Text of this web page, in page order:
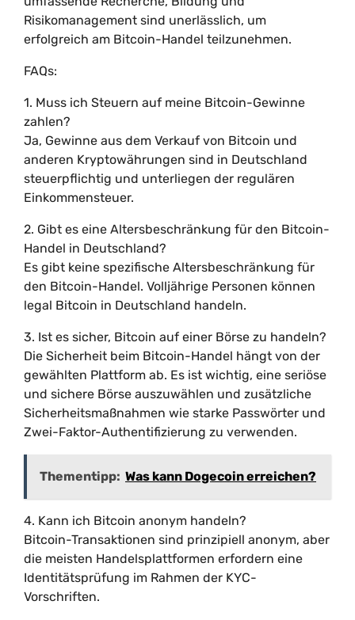
Risikomanagement sind unerlässlich, um
erfolgreich am Bitcoin-Handel teilzunehmen.
FAQs:
1. Muss ich Steuern auf meine Bitcoin-Gewinne
zahlen?
Ja, Gewinne aus dem Verkauf von Bitcoin und
anderen Kryptowährungen sind in Deutschland
steuerpflichtig und unterliegen der regulären
Einkommensteuer.
2. Gibt es eine Altersbeschränkung für den Bitcoin-
Handel in Deutschland?
Es gibt keine spezifische Altersbeschränkung für
den Bitcoin-Handel. Volljährige Personen können
legal Bitcoin in Deutschland handeln.
3. Ist es sicher, Bitcoin auf einer Börse zu handeln?
Die Sicherheit beim Bitcoin-Handel hängt von der
gewählten Plattform ab. Es ist wichtig, eine seriöse
und sichere Börse auszuwählen und zusätzliche
Sicherheitsmaßnahmen wie starke Passwörter und
Zwei-Faktor-Authentifizierung zu verwenden.
Thementipp: Was kann Dogecoin erreichen?
4. Kann ich Bitcoin anonym handeln?
Bitcoin-Transaktionen sind prinzipiell anonym, aber
die meisten Handelsplattformen erfordern eine
Identitätsprüfung im Rahmen der KYC-
Vorschriften.